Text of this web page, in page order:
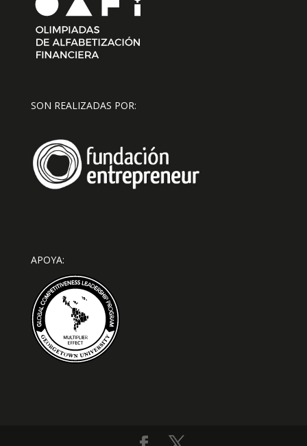
SON REALIZADAS POR:
APOYA: